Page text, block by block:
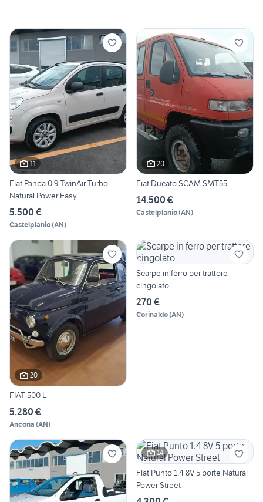
11
Fiat Panda 0.9 TwinAir Turbo
Natural Power Easy
5.500 €
Castelplanio(AN)
20
Fiat Ducato SCAM SMT55
14.500 €
Castelplanio(AN)
20
FIAT 500 L
5.280 €
Ancona (AN)
Scarpe in ferro per trattore
cingolato
270 €
Corinaldo(AN)
14
Fiat Punto 1.4 8V 5 porte Natural
Power Street